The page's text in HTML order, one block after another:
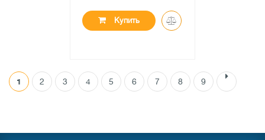
Купить
●нет в наличии
1 2 3 4 5 6 7 8 9